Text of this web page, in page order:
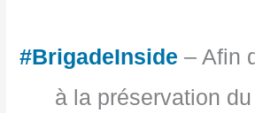
#BrigadeInside – Afin
à la préservation